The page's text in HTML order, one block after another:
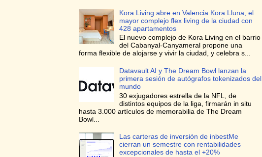
Kora Living abre en Valencia Kora Lluna, el
mayor complejo flex living de la ciudad con
428 apartamentos
El nuevo complejo de Kora Living en el barrio
del Cabanyal-Canyameral propone una
forma flexible de alojarse y vivir la ciudad, y celebra s...
Datavault AI y The Dream Bowl lanzan la
primera sesión de autógrafos tokenizados del
mundo
30 exjugadores estrella de la NFL, de
distintos equipos de la liga, firmarán in situ
hasta 3.000 artículos de memorabilia de The Dream
Bowl...
Las carteras de inversión de inbestMe
cierran un semestre con rentabilidades
excepcionales de hasta el +20%